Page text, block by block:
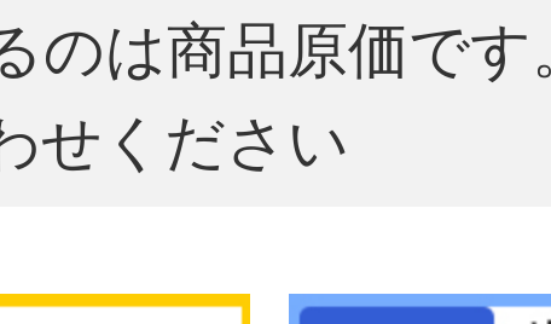
のは商品原価で
せください